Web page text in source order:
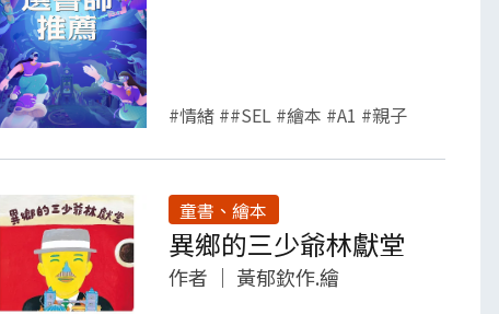
#情緒 ##SEL #繪本 #A1 #親子
童書、繪本
異鄉的三少爺林獻堂
作者 ｜ 黃郁欽作.繪